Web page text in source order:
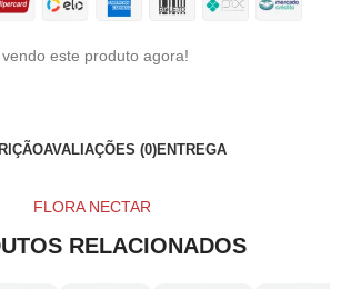
este produto agora!
AVALIAÇÕES (0)ENTREGA
FLORA NECTAR
RELACIONADOS